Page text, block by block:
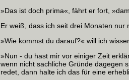
»Das ist doch prima«, fährt er fort,
Er weiß, dass ich seit drei Monaten nur
»Wie kommst du darauf?« will ich
»Nun ‑ du hast mir vor einiger Zeit
wenn nicht sachliche Gründe dagegen
redet, dann halte ich das für eine